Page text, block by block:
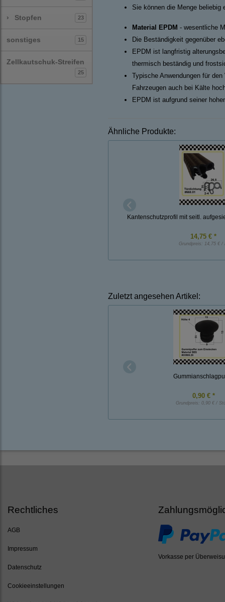
› Stopfen 23
sonstiges 15
Zellkautschuk-Streifen
25
Sie können die Menge
Material EPDM - wesentliche
Die Beständigkeit gegenüber
EPDM ist langfristig
thermisch beständig und
Typische Anwendungen für
Fahrzeugen auch bei Kälte
EPDM ist aufgrund seiner
Ähnliche Produkte:
Kantenschutzprofil mit seitl.
14,75 € *
Grundpreis: 14,75 € /
Zuletzt angesehen Artikel:
0,90 € *
Grundpreis: 0,90 € /
Rechtliches
AGB
Impressum
Datenschutz
Cookieeinstellungen
Vorkasse per